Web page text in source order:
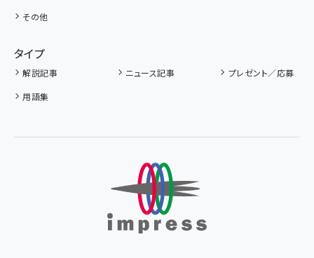
その他
タイプ
解説記事 ニュース記事
プレゼント／応募
用語集